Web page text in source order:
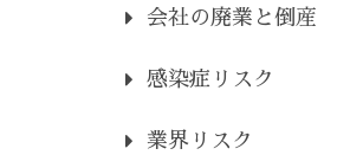
会社の廃業と倒産
感染症リスク
業界リスク